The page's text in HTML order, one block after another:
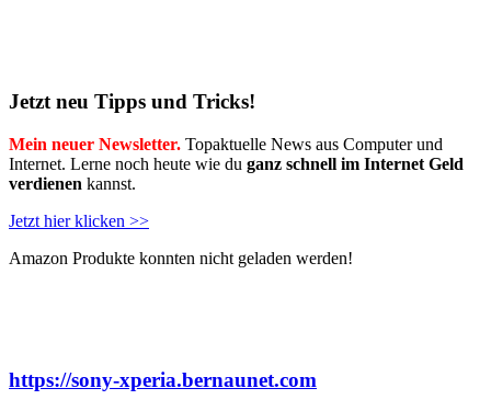
Jetzt neu Tipps und Tricks!
Mein neuer Newsletter. Topaktuelle News aus Computer und
Internet. Lerne noch heute wie du ganz schnell im Internet Geld
verdienen kannst.
Jetzt hier klicken >>
Amazon Produkte konnten nicht geladen werden!
https://sony-xperia.bernaunet.com